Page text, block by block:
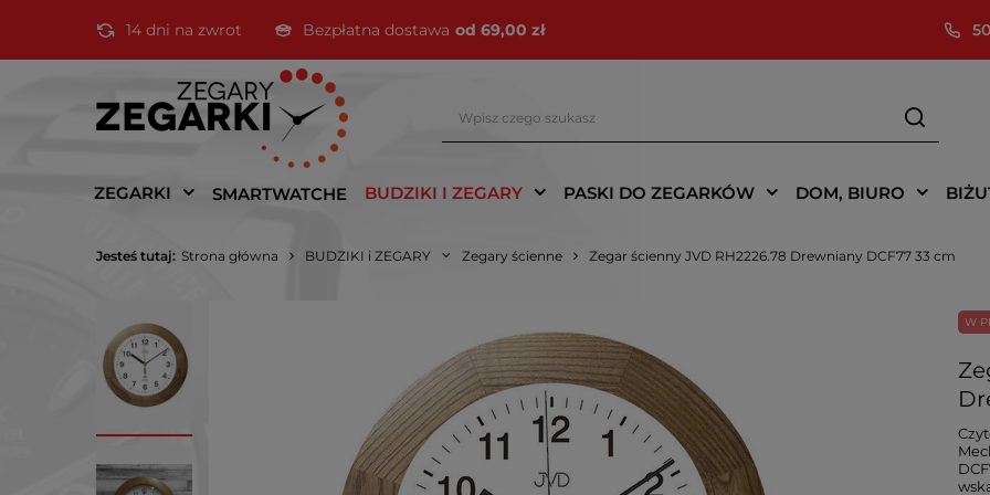
14 dni na zwrot Bezpłatna dostawa od 69,00 zł
ZEGARKI SMARTWATCHE BUDZIKI I ZEGARY PASKI DO ZEGARKÓW DOM, BIURO
Jesteś tutaj: Strona główna BUDZIKI i ZEGARY Zegary ścienne Zegar ścienny JVD RH2226.78 Drewniany DCF77 33 cm
W